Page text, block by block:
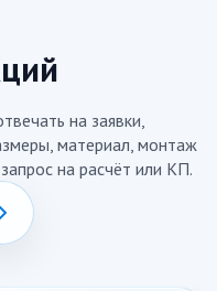
на заявки,
материал, монтаж
на расчёт или КП.